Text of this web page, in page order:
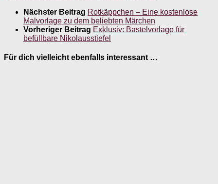
Nächster Beitrag Rotkäppchen – Eine kostenlose
Malvorlage zu dem beliebten Märchen
Vorheriger Beitrag Exklusiv: Bastelvorlage für
befüllbare Nikolausstiefel
Für dich vielleicht ebenfalls interessant …